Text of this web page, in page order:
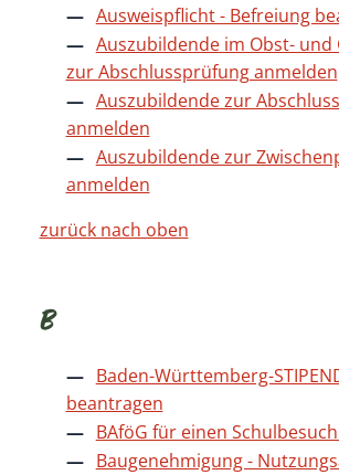
Ausweispflicht - Befreiung
Auszubildende im Obst- und
zur Abschlussprüfung anmelden
Auszubildende zur
anmelden
Auszubildende zur
anmelden
zurück nach oben
B
Baden-Württemberg-
beantragen
BAföG für einen
Baugenehmigung -